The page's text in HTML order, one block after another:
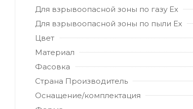
Для взрывоопасной зоны по газу Ex
Для взрывоопасной зоны по пыли Ex
Цвет
Материал
Фасовка
Страна Производитель
Оснащение/комплектация